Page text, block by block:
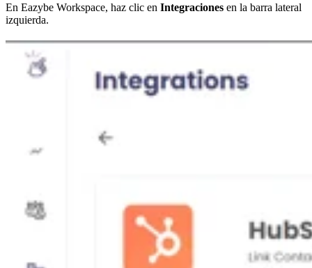
En Eazybe Workspace, haz clic en Integraciones en la barra lateral
izquierda.